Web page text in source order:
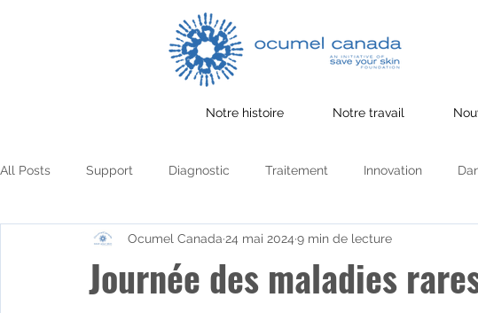
Notre histoire Notre travail
All Posts Support Diagnostic Traitement Innovation
Collecte de fonds communauté Partager des histoires
Journée des maladies
Ocumel Canada 24 mai 2024 9 min de lecture